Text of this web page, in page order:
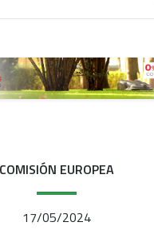
COMISIÓN EUROPEA
17/05/2024